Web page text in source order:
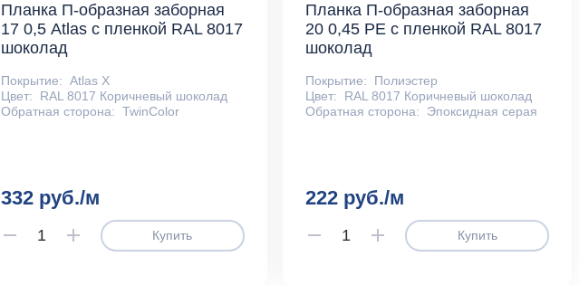
Планка П-образная заборная
17 0,5 Atlas с пленкой RAL 8017
шоколад
Покрытие: Atlas X
Цвет:
RAL 8017 Коричневый шоколад
Обратная сторона: TwinColor
332 руб./м
Купить
Планка П-образная заборная
20 0,45 PE с пленкой RAL 8017
шоколад
Покрытие:
Полиэстер
Цвет:
RAL 8017 Коричневый шоколад
Обратная сторона:
Эпоксидная серая
222 руб./м
Купить